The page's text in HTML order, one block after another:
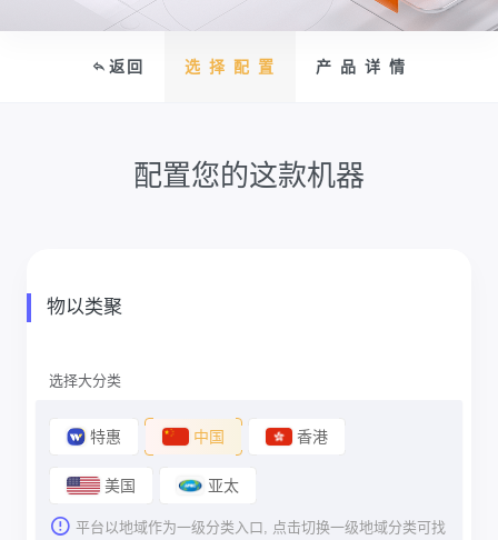
返回 选 择 配 置 产 品 详 情
配置您的这款机器
物以类聚
选择大分类
特惠 中国 香港
美国 亚太
平台以地域作为一级分类入口, 点击切换一级地域分类可找